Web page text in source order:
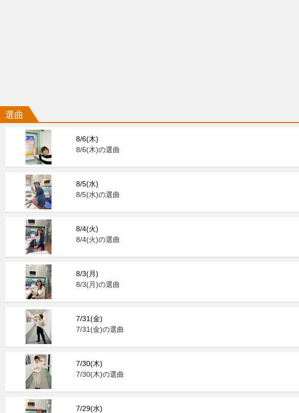
選曲
8/6(木)
8/6(木)の選曲
8/5(水)
8/5(水)の選曲
8/4(火)
8/4(火)の選曲
8/3(月)
8/3(月)の選曲
7/31(金)
7/31(金)の選曲
7/30(木)
7/30(木)の選曲
7/29(水)